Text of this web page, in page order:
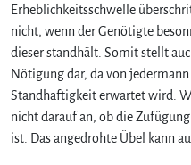
b
e
l
m
R
a
Erheblichkeitsschwelle
nicht, wenn der Genötigte
dieser standhält. Somit stellt
Nötigung dar, da von
Standhaftigkeit erwartet wird.
nicht darauf an, ob die
ist. Das angedrohte Übel kann